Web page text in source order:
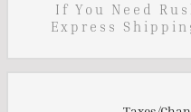
If You Need
Express